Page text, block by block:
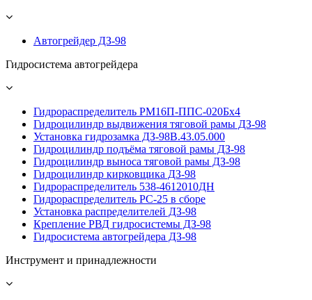
Автогрейдер ДЗ-98
Гидросистема автогрейдера
Гидрораспределитель РМ16П-ППС-020Бх4
Гидроцилиндр выдвижения тяговой рамы ДЗ-98
Установка гидрозамка ДЗ-98В.43.05.000
Гидроцилиндр подъёма тяговой рамы ДЗ-98
Гидроцилиндр выноса тяговой рамы ДЗ-98
Гидроцилиндр кирковщика ДЗ-98
Гидрораспределитель 538-4612010ДН
Гидрораспределитель PС-25 в сборе
Установка распределителей ДЗ-98
Крепление РВД гидросистемы ДЗ-98
Гидросистема автогрейдера ДЗ-98
Инструмент и принадлежности